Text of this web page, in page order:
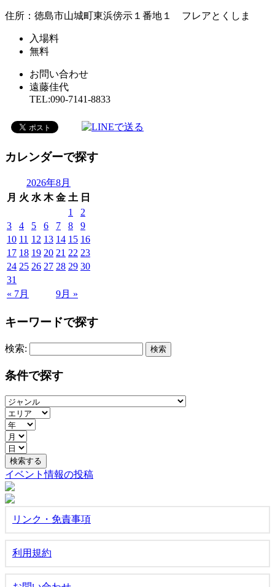
住所：徳島市山城町東浜傍示１番地１ フレアとくしま
入場料
無料
お問い合わせ
遠藤佳代
TEL:090-7141-8833
カレンダーで探す
2026年8月
月 火 水 木 金 土 日
« 7月 9月 »
1
2
3
4 5 6 7 8
9
10 11 12 13 14 15 16
17 18 19 20 21 22 23
24 25 26 27 28 29 30
31
キーワードで探す
検索:
条件で探す
イベント情報の投稿
リンク・免責事項
利用規約